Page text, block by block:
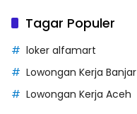
Tagar Populer
loker alfamart
Lowongan Kerja Banjar
Lowongan Kerja Aceh